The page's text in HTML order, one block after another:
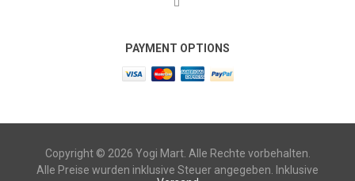
PAYMENT OPTIONS
Copyright © 2026 Yogi Mart. Alle Rechte vorbehalten.
Alle Preise wurden inklusive Steuer angegeben. Inklusive